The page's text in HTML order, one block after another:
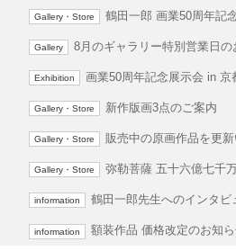
Gallery・Store 鶴田一郎 画業50周年記
Gallery 8月のギャラリー特別営業日の
Exhibition 画業50周年記念展示会 in 京
Gallery・Store 新作版画3点のご案内
Gallery・Store 販売中の原画作品を更新
Gallery・Store 弥勒菩薩 五十六億七千
information 鶴田一郎先生へのインタビ
information 額装作品 価格改定のお知